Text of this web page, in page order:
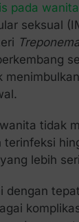
pada wanita
seksual
tidak
terinfeksi
lebih
dengan